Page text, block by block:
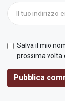
Salva il mio
prossima volta
Pubblica